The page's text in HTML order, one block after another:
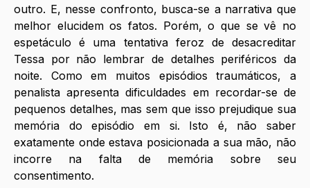
outro. E, nesse confronto, busca-se a narrativa que
melhor elucidem os fatos. Porém, o que se vê no
espetáculo é uma tentativa feroz de desacreditar
Tessa por não lembrar de detalhes periféricos da
noite. Como em muitos episódios traumáticos, a
penalista apresenta dificuldades em recordar-se de
pequenos detalhes, mas sem que isso prejudique sua
memória do episódio em si. Isto é, não saber
exatamente onde estava posicionada a sua mão, não
incorre na falta de memória sobre seu
consentimento.